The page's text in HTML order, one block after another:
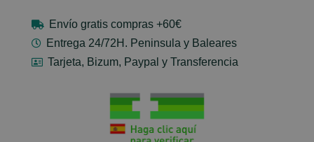
Envío gratis compras +60€
Entrega 24/72H. Peninsula y Baleares
Tarjeta, Bizum, Paypal y Transferencia